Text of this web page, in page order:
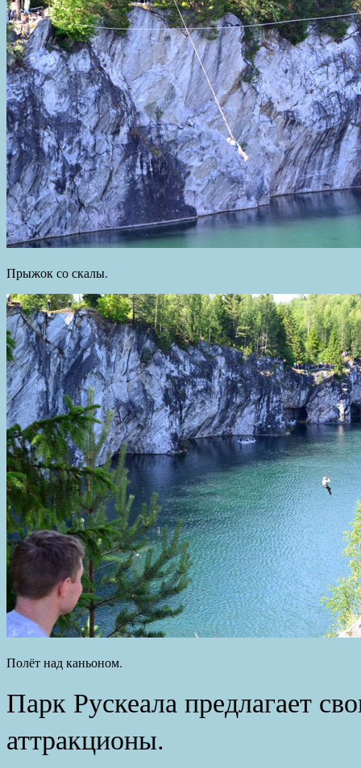
Прыжок со скалы.
Полёт над каньоном.
Парк Рускеала предлагает
аттракционы.